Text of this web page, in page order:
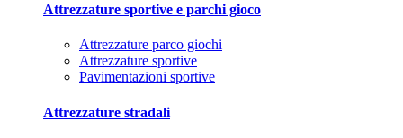
Attrezzature sportive e parchi gioco
Attrezzature parco giochi
Attrezzature sportive
Pavimentazioni sportive
Attrezzature stradali